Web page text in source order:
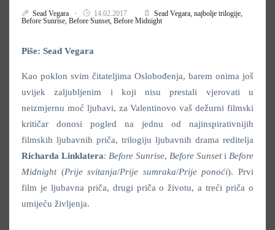
Sead Vegara 14.02.2017. Sead Vegara, najbolje trilogije,
Before Sunrise, Before Sunset, Before Midnight
Piše: Sead Vegara
Kao poklon svim čitateljima Oslobođenja, barem onima još
uvijek zaljubljenim i koji nisu prestali vjerovati u
neizmjernu moć ljubavi, za Valentinovo vaš dežurni filmski
kritičar donosi pogled na jednu od najinspirativnijih
filmskih ljubavnih priča, trilogiju ljubavnih drama reditelja
Richarda Linklatera: Before Sunrise, Before Sunseti Before
Midnight(Prije svitanja/Prije sumraka/Prije ponoći). Prvi
film je ljubavna priča, drugi priča o životu, a treći priča o
umijeću življenja.